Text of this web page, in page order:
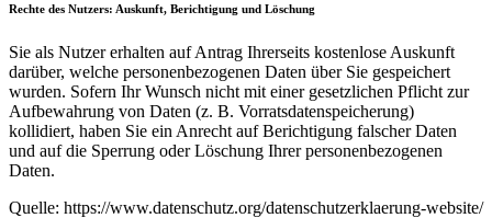
Rechte des Nutzers: Auskunft, Berichtigung und Löschung
Sie als Nutzer erhalten auf Antrag Ihrerseits kostenlose Auskunft
darüber, welche personenbezogenen Daten über Sie gespeichert
wurden. Sofern Ihr Wunsch nicht mit einer gesetzlichen Pflicht zur
Aufbewahrung von Daten (z. B. Vorratsdatenspeicherung)
kollidiert, haben Sie ein Anrecht auf Berichtigung falscher Daten
und auf die Sperrung oder Löschung Ihrer personenbezogenen
Daten.
Quelle: https://www.datenschutz.org/datenschutzerklaerung-website/